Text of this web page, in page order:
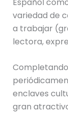
variedad de
a trabajar
lectora,
enclaves
gran